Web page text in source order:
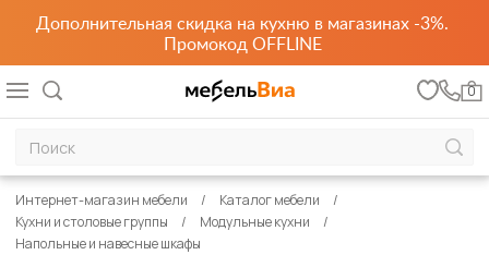
Дополнительная скидка на кухню в магазинах -3%.
Промокод OFFLINE
0
Интернет-магазин мебели
Каталог мебели
Кухни и столовые группы
Модульные кухни
Напольные и навесные шкафы